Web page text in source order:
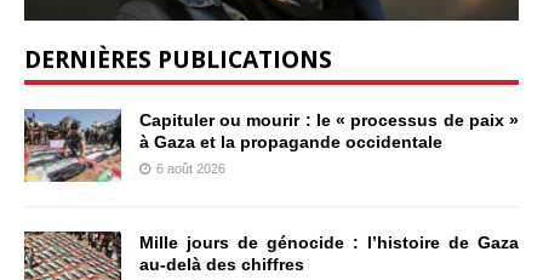
DERNIÈRES PUBLICATIONS
Capituler ou mourir : le « processus de paix »
à Gaza et la propagande occidentale
6 août 2026
Mille jours de génocide : l’histoire de Gaza
au-delà des chiffres